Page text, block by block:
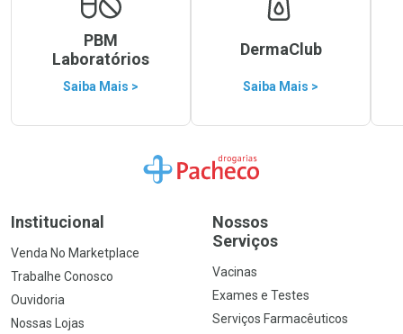
PBM
Laboratórios
Saiba Mais >
DermaClub
Saiba Mais >
Ir para a Home
Institucional
Venda No Marketplace
Trabalhe Conosco
Ouvidoria
Nossas Lojas
Nossos
Serviços
Vacinas
Exames e Testes
Serviços Farmacêuticos